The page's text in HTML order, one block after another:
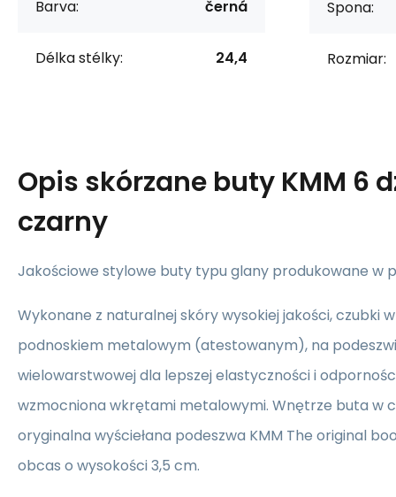
Barva: černá
Délka stélky: 24,4
Spona:
Rozmiar:
Opis skórzane buty KMM 6
czarny
Jakościowe stylowe buty typu glany produkowane w
Wykonane z naturalnej skóry wysokiej jakości, czubki
podnoskiem metalowym (atestowanym), na
wielowarstwowej dla lepszej elastyczności i
wzmocniona wkrętami metalowymi. Wnętrze buta w
oryginalna wyściełana podeszwa KMM The original
obcas o wysokości 3,5 cm.